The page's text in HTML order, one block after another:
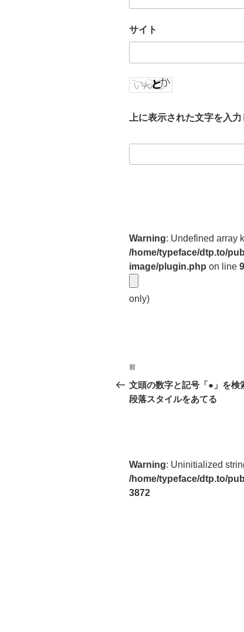
サイト
上に表示された文字を入力
Warning: Undefined array
/home/typeface/dtp.to/
image/plugin.php on line
only)
投
稿
ナ
ー
シ
前
の
投
前
文頭の数字と記号「●」を検
段落スタイルをあてる
Warning: Uninitialized
/home/typeface/dtp.to/
3872